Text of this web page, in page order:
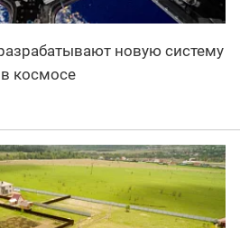
новую систему
космосе